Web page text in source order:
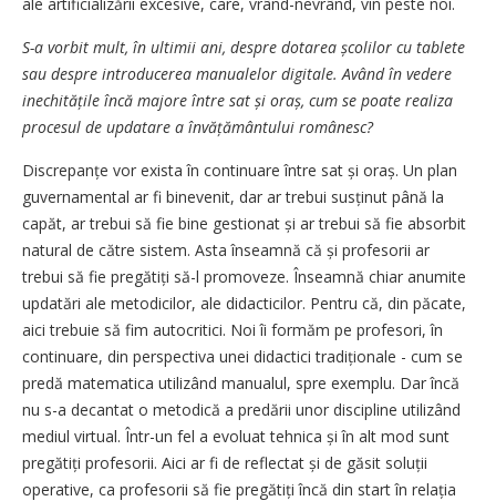
S-a vorbit mult, în ultimii ani, despre dotarea școlilor cu tablete
sau despre introducerea manualelor digitale. Având în vedere
ine­chitățile încă majore între sat și oraș, cum se poate realiza
procesul de updatare a învățământului românesc?
Discrepanțe vor exista în continuare între sat și oraș. Un plan
guvernamental ar fi binevenit, dar ar trebui susținut până la
capăt, ar trebui să fie bine gestionat și ar trebui să fie absorbit
natural de către sistem. Asta înseamnă că și profesorii ar
trebui să fie pregătiți să-l promoveze. Înseamnă chiar anumite
updatări ale metodicilor, ale didacticilor. Pentru că, din păcate,
aici trebuie să fim autocritici. Noi îi formăm pe profesori, în
continuare, din perspectiva unei didactici tradiționale - cum se
predă matematica utilizând manualul, spre exemplu. Dar încă
nu s-a decantat o metodică a predării unor discipline utilizând
mediul virtual. Într-un fel a evoluat tehnica și în alt mod sunt
pregătiți profesorii. Aici ar fi de reflectat și de găsit soluții
operative, ca profesorii să fie pregătiți încă din start în relația